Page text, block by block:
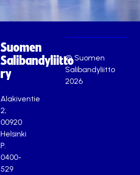
Suomen
Salibandyliitto
ry
Alakiventie
2,
00920
Helsinki
P.
0400-
529
© Suomen
Salibandyliitto
2026